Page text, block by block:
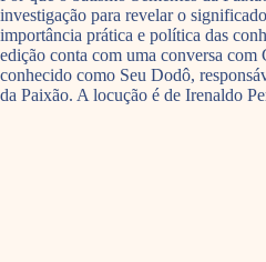
investigação para revelar o
importância prática e política das
edição conta com uma conversa com
conhecido como Seu Dodô,
da Paixão. A locução é de Irenaldo